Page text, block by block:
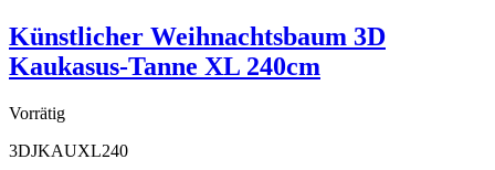
Künstlicher Weihnachtsbaum 3D
Kaukasus-Tanne XL 240cm
Vorrätig
3DJKAUXL240